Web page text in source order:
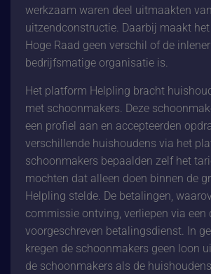
werkzaam waren deel uitmaakten
uitzendconstructie. Daarbij maakt
Hoge Raad geen verschil of de
bedrijfsmatige organisatie is.
Het platform Helpling bracht
met schoonmakers. Deze
een profiel aan en accepteerden
verschillende huishoudens via het
schoonmakers bepaalden zelf het
mochten dat alleen doen binnen de
Helpling stelde. De betalingen,
commissie ontving, verliepen via een
voorgeschreven betalingsdienst. In
kregen de schoonmakers geen loon
de schoonmakers als de